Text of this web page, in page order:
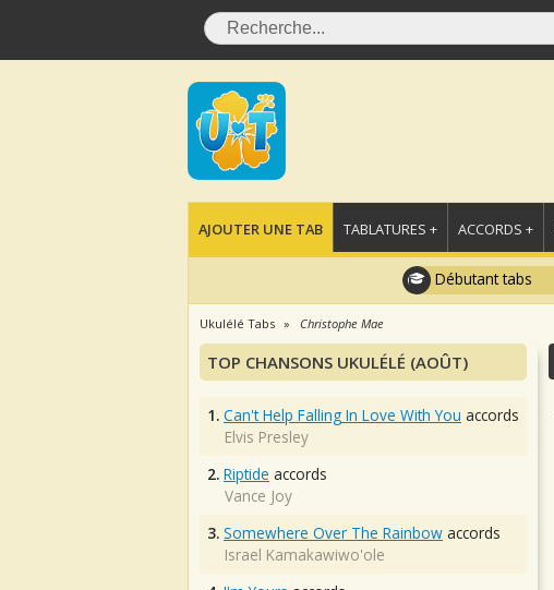
AJOUTER UNE TAB TABLATURES + ACCORDS +
Débutant tabs
Ukulélé Tabs Christophe Mae
TOP CHANSONS UKULÉLÉ (AOÛT)
1. Can't Help Falling In Love With You accords
Elvis Presley
2. Riptide accords
Vance Joy
3. Somewhere Over The Rainbow accords
Israel Kamakawiwo'ole